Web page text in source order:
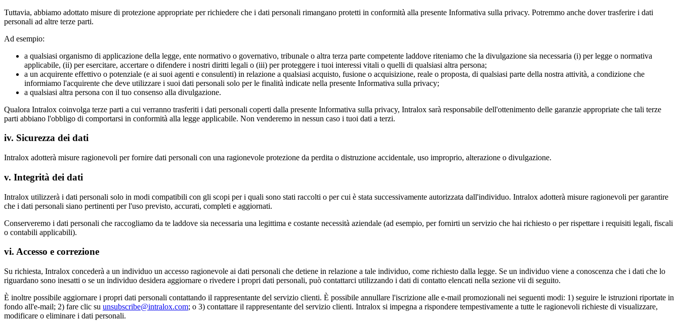
Tuttavia, abbiamo adottato misure di protezione appropriate per richiedere che i dati personali rimangano protetti in conformità alla presente Informativa sulla privacy. Potremmo anche dover trasferire i dati
personali ad altre terze parti.
Ad esempio:
a qualsiasi organismo di applicazione della legge, ente normativo o governativo, tribunale o altra terza parte competente laddove riteniamo che la divulgazione sia necessaria (i) per legge o normativa
applicabile, (ii) per esercitare, accertare o difendere i nostri diritti legali o (iii) per proteggere i tuoi interessi vitali o quelli di qualsiasi altra persona;
a un acquirente effettivo o potenziale (e ai suoi agenti e consulenti) in relazione a qualsiasi acquisto, fusione o acquisizione, reale o proposta, di qualsiasi parte della nostra attività, a condizione che
informiamo l'acquirente che deve utilizzare i suoi dati personali solo per le finalità indicate nella presente Informativa sulla privacy;
a qualsiasi altra persona con il tuo consenso alla divulgazione.
Qualora Intralox coinvolga terze parti a cui verranno trasferiti i dati personali coperti dalla presente Informativa sulla privacy, Intralox sarà responsabile dell'ottenimento delle garanzie appropriate che tali terze
parti abbiano l'obbligo di comportarsi in conformità alla legge applicabile. Non venderemo in nessun caso i tuoi dati a terzi.
iv. Sicurezza dei dati
Intralox adotterà misure ragionevoli per fornire dati personali con una ragionevole protezione da perdita o distruzione accidentale, uso improprio, alterazione o divulgazione.
v. Integrità dei dati
Intralox utilizzerà i dati personali solo in modi compatibili con gli scopi per i quali sono stati raccolti o per cui è stata successivamente autorizzata dall'individuo. Intralox adotterà misure ragionevoli per garantire
che i dati personali siano pertinenti per l'uso previsto, accurati, completi e aggiornati.
Conserveremo i dati personali che raccogliamo da te laddove sia necessaria una legittima e costante necessità aziendale (ad esempio, per fornirti un servizio che hai richiesto o per rispettare i requisiti legali, fiscali
o contabili applicabili).
vi. Accesso e correzione
Su richiesta, Intralox concederà a un individuo un accesso ragionevole ai dati personali che detiene in relazione a tale individuo, come richiesto dalla legge. Se un individuo viene a conoscenza che i dati che lo
riguardano sono inesatti o se un individuo desidera aggiornare o rivedere i propri dati personali, può contattarci utilizzando i dati di contatto elencati nella sezione vii di seguito.
È inoltre possibile aggiornare i propri dati personali contattando il rappresentante del servizio clienti. È possibile annullare l'iscrizione alle e-mail promozionali nei seguenti modi: 1) seguire le istruzioni riportate in
fondo all'e-mail; 2) fare clic su unsubscribe@intralox.com; o 3) contattare il rappresentante del servizio clienti. Intralox si impegna a rispondere tempestivamente a tutte le ragionevoli richieste di visualizzare,
modificare o eliminare i dati personali.